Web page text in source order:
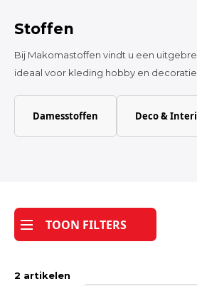
Katoen
Tijdpakker stof
Stoffen
Bij Makomastoffen vindt u een
ideaal voor kleding hobby en
Damesstoffen Deco &
TOON FILTERS
2 artikelen